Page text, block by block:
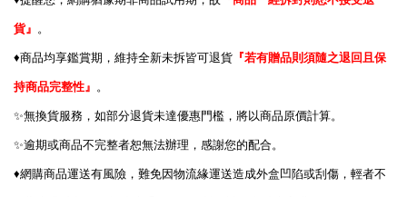
貨』 。
♦️商品均享鑑賞期，維持全新未拆皆可退貨 『若有贈品則須隨之退回且保
持商品完整性』 。
✨無換貨服務，如部分退貨未達優惠門檻，將以商品原價計算。
✨逾期或商品不完整者恕無法辦理，感謝您的配合。
♦️網購商品運送有風險，難免因物流緣運送造成外盒凹陷或刮傷，輕者不